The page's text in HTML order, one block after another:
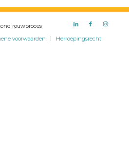
rouwproces
voorwaarden Herroepingsrecht